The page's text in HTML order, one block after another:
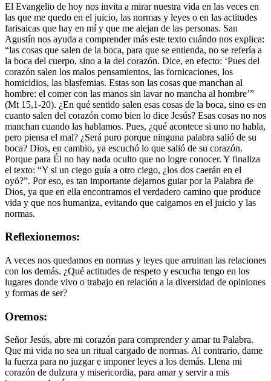
El Evangelio de hoy nos invita a mirar nuestra vida en las veces en
las que me quedo en el juicio, las normas y leyes o en las actitudes
farisaicas que hay en mí y que me alejan de las personas. San
Agustín nos ayuda a comprender más este texto cuándo nos explica:
“las cosas que salen de la boca, para que se entienda, no se refería a
la boca del cuerpo, sino a la del corazón. Dice, en efecto: ‘Pues del
corazón salen los malos pensamientos, las fornicaciones, los
homicidios, las blasfemias. Estas son las cosas que manchan al
hombre: el comer con las manos sin lavar no mancha al hombre’”
(Mt 15,1-20). ¿En qué sentido salen esas cosas de la boca, sino es en
cuanto salen del corazón como bien lo dice Jesús? Esas cosas no nos
manchan cuando las hablamos. Pues, ¿qué acontece si uno no habla,
pero piensa el mal? ¿Será puro porque ninguna palabra salió de su
boca? Dios, en cambio, ya escuchó lo que salió de su corazón.
Porque para Él no hay nada oculto que no logre conocer. Y finaliza
el texto: “Y si un ciego guía a otro ciego, ¿los dos caerán en el
oyó?”. Por eso, es tan importante dejarnos guiar por la Palabra de
Dios, ya que en ella encontramos el verdadero camino que produce
vida y que nos humaniza, evitando que caigamos en el juicio y las
normas.
Reflexionemos:
A veces nos quedamos en normas y leyes que arruinan las relaciones
con los demás. ¿Qué actitudes de respeto y escucha tengo en los
lugares donde vivo o trabajo en relación a la diversidad de opiniones
y formas de ser?
Oremos:
Señor Jesús, abre mi corazón para comprender y amar tu Palabra.
Que mi vida no sea un ritual cargado de normas. Al contrario, dame
la fuerza para no juzgar e imponer leyes a los demás. Llena mi
corazón de dulzura y misericordia, para amar y servir a mis